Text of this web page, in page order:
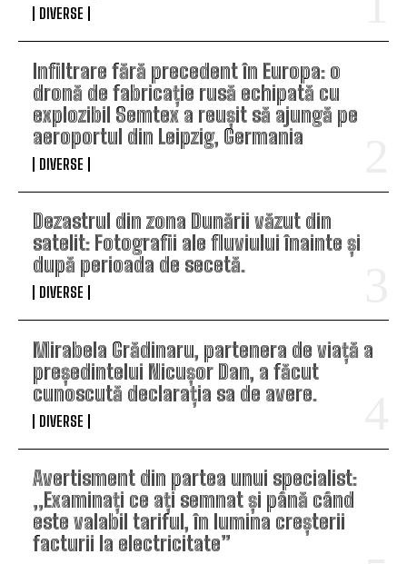
DIVERSE
Infiltrare fără precedent în Europa: o
dronă de fabricație rusă echipată cu
explozibil Semtex a reușit să ajungă pe
aeroportul din Leipzig, Germania
DIVERSE
Dezastrul din zona Dunării văzut din
satelit: Fotografii ale fluviului înainte și
după perioada de secetă.
DIVERSE
Mirabela Grădinaru, partenera de viață a
președintelui Nicușor Dan, a făcut
cunoscută declarația sa de avere.
DIVERSE
Avertisment din partea unui specialist:
„Examinați ce ați semnat și până când
este valabil tariful, în lumina creșterii
facturii la electricitate”